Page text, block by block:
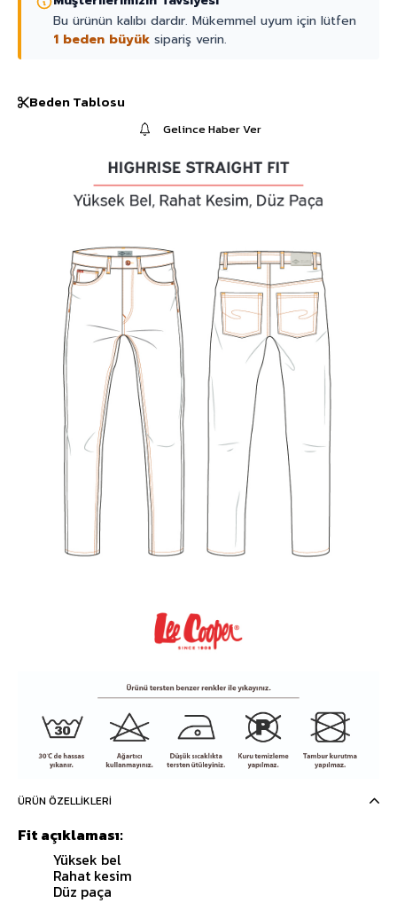
Bu ürünün kalıbı dardır. Mükemmel uyum için lütfen
1 beden büyük sipariş verin.
Beden Tablosu
Gelince Haber Ver
ÜRÜN ÖZELLIKLERI
Fit açıklaması:
Yüksek bel
Rahat kesim
Düz paça